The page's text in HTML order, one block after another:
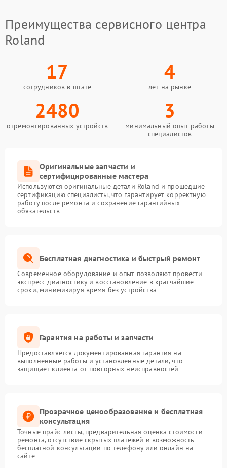
Преимущества сервисного центра
Roland
17
сотрудников в штате
4
лет на рынке
2480
отремонтированных устройств
3
минимальный опыт работы
специалистов
Оригинальные запчасти и
сертифицированные мастера
Используются оригинальные детали Roland и прошедшие
сертификацию специалисты, что гарантирует корректную
работу после ремонта и сохранение гарантийных
обязательств
Бесплатная диагностика и быстрый ремонт
Современное оборудование и опыт позволяют провести
экспресс-диагностику и восстановление в кратчайшие
сроки, минимизируя время без устройства
Гарантия на работы и запчасти
Предоставляется документированная гарантия на
выполненные работы и установленные детали, что
защищает клиента от повторных неисправностей
Прозрачное ценообразование и бесплатная
консультация
Точные прайс-листы, предварительная оценка стоимости
ремонта, отсутствие скрытых платежей и возможность
бесплатной консультации по телефону или онлайн на
сайте